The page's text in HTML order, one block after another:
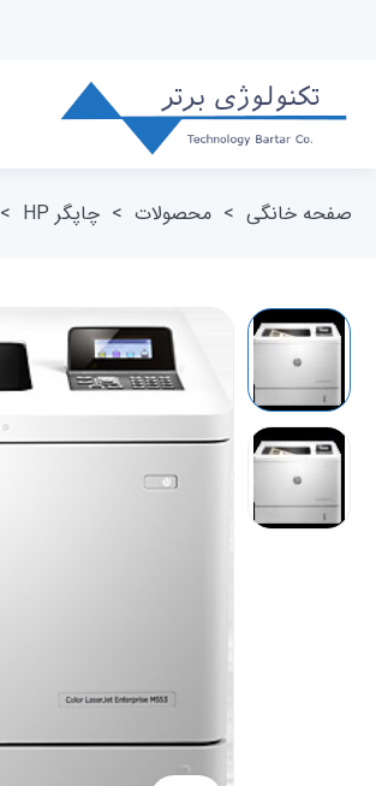
صفحه خانگی > محصولات > چاپگر HP >